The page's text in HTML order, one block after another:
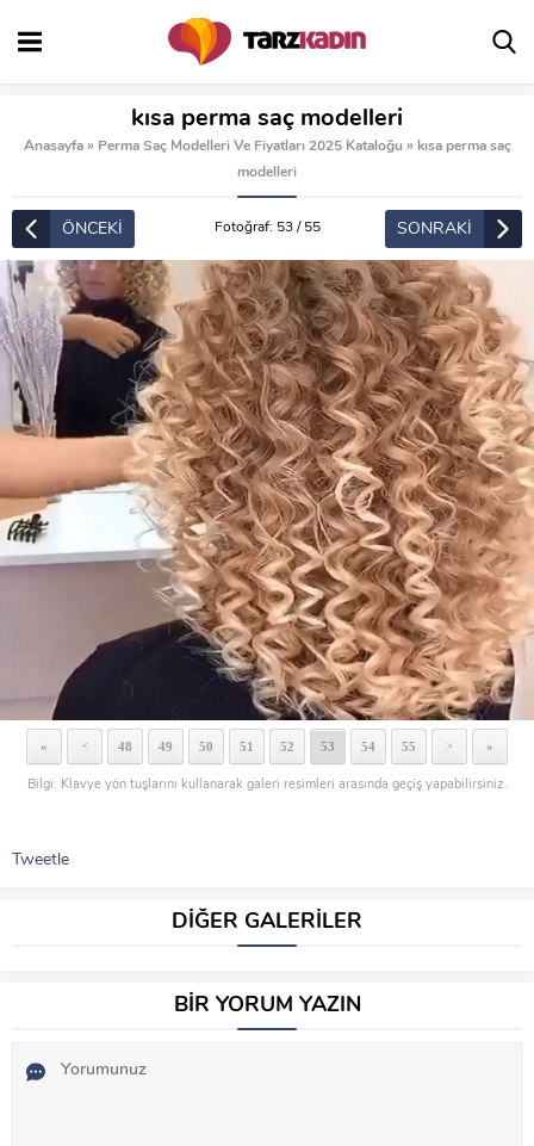
kısa perma saç modelleri
Anasayfa » Perma Saç Modelleri Ve Fiyatları 2025 Kataloğu » kısa perma saç
modelleri
ÖNCEKİ Fotoğraf: 53 / 55 SONRAKİ
« < 48 49 50 51 52 53 54 55 > »
Bilgi: Klavye yön tuşlarını kullanarak galeri resimleri arasında geçiş yapabilirsiniz.
Tweetle
DİĞER GALERİLER
BİR YORUM YAZIN